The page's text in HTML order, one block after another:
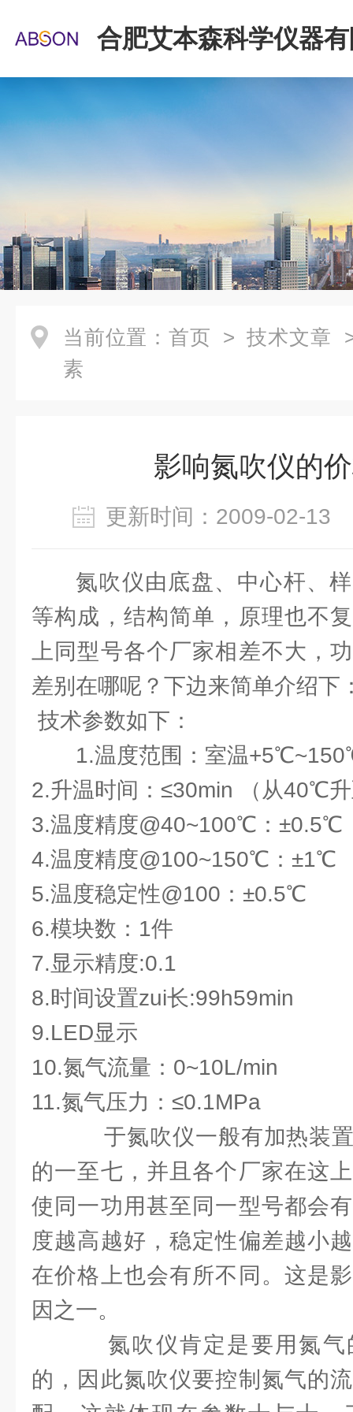
合肥艾本森科学仪器
当前位置： 首页 > 技术文章
素
影响氮吹仪的
更新时间：2009-02-
氮吹仪由底盘、中心杆、
等构成，结构简单，原理也不
上同型号各个厂家相差不大，
差别在哪呢？下边来简单介绍下
技术参数如下：
1.温度范围：室温
2.升温时间：≤30min （从40℃
3.温度精度@40~100℃：±0.5℃
4.温度精度@100~150℃：±1℃
5.温度稳定性@100：±0.5℃
6.模块数：1件
7.显示精度:0.1
8.时间设置zui长:99h59min
9.LED显示
10.氮气流量：0~10L/min
11.氮气压力：≤0.1MPa
于氮吹仪一般有加热装
的一至七，并且各个厂家在这
使同一功用甚至同一型号都会
度越高越好，稳定性偏差越小
在价格上也会有所不同。这是
因之一。
氮吹仪肯定是要用氮气
的，因此氮吹仪要控制氮气的